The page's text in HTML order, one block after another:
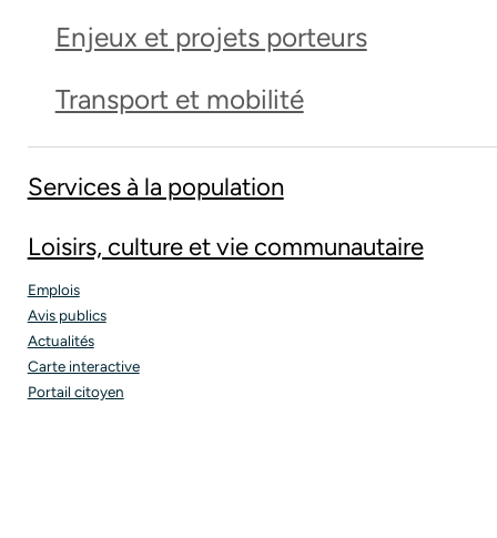
Enjeux et projets porteurs
Transport et mobilité
Services à la population
Loisirs, culture et vie communautaire
Emplois
Avis publics
Actualités
Carte interactive
Portail citoyen